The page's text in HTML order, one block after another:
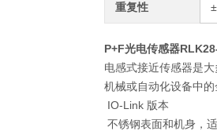
重复性
P+F光电传感器
电感式接近传感器是
机械或自动化设备中
IO-Link 版本
不锈钢表面和机身，